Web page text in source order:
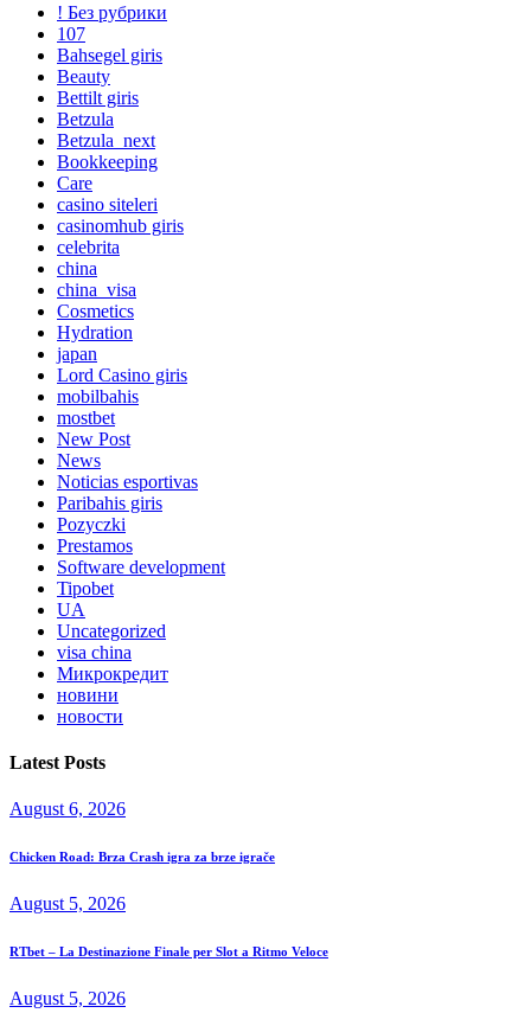
! Без рубрики
107
Bahsegel giris
Beauty
Bettilt giris
Betzula
Betzula_next
Bookkeeping
Care
casino siteleri
casinomhub giris
celebrita
china
china_visa
Cosmetics
Hydration
japan
Lord Сasino giris
mobilbahis
mostbet
New Post
News
Noticias esportivas
Paribahis giris
Pozyczki
Prestamos
Software development
Tipobet
UA
Uncategorized
visa china
Микрокредит
новини
новости
Latest Posts
August 6, 2026
Chicken Road: Brza Crash igra za brze igrače
August 5, 2026
RTbet – La Destinazione Finale per Slot a Ritmo Veloce
August 5, 2026